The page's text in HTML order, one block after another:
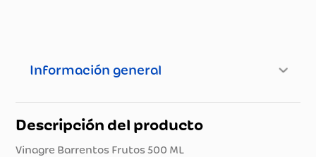
Información general
Descripción del producto
Vinagre Barrentos Frutos 500 ML